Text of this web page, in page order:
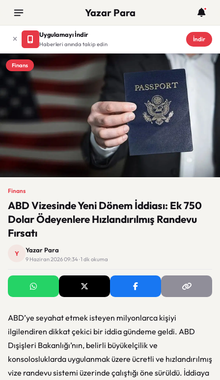
Yazar Para
Uygulamayı İndir
Haberleri anında takip edin
İndir
Finans
Finans
ABD Vizesinde Yeni Dönem İddiası: Ek 750
Dolar Ödeyenlere Hızlandırılmış Randevu
Fırsatı
Y Yazar Para
9 Haziran 2026 09:34 · 1 dk okuma
ABD’ye seyahat etmek isteyen milyonlarca kişiyi
ilgilendiren dikkat çekici bir iddia gündeme geldi. ABD
Dışişleri Bakanlığı’nın, belirli büyükelçilik ve
konsolosluklarda uygulanmak üzere ücretli ve hızlandırılmış
vize randevu sistemi üzerinde çalıştığı öne sürüldü. İddiaya